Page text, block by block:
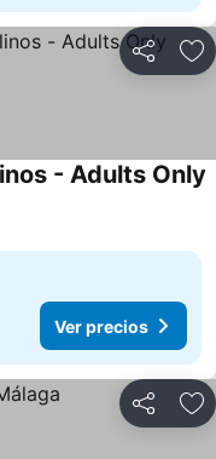
Compartir
- Adults Only
Ver precios
Compartir